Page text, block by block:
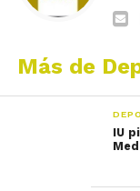
Más de
IU